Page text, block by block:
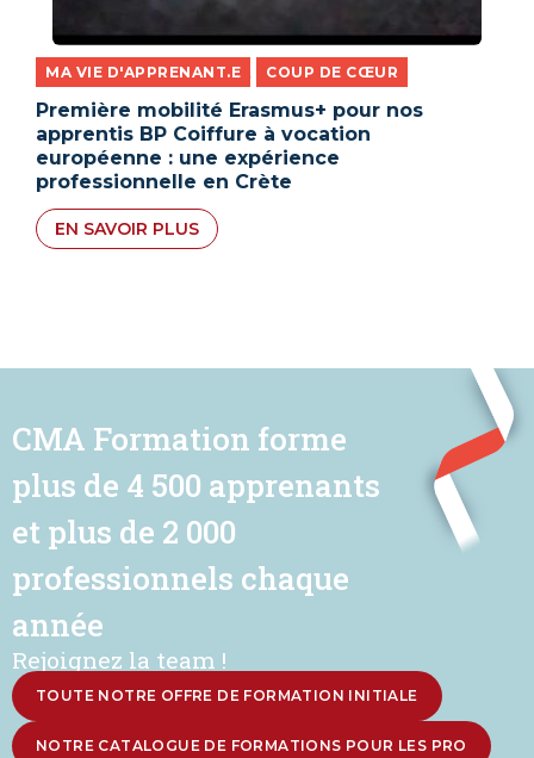
MA VIE D'APPRENANT.E , COUP DE CŒUR
Première mobilité Erasmus+ pour nos
apprentis BP Coiffure à vocation
européenne : une expérience
professionnelle en Crète
EN SAVOIR PLUS
CMA Formation forme
plus de 4 500 apprenants
et plus de 2 000
professionnels chaque
année
Rejoignez la team !
TOUTE NOTRE OFFRE DE FORMATION INITIALE
NOTRE CATALOGUE DE FORMATIONS POUR LES PRO